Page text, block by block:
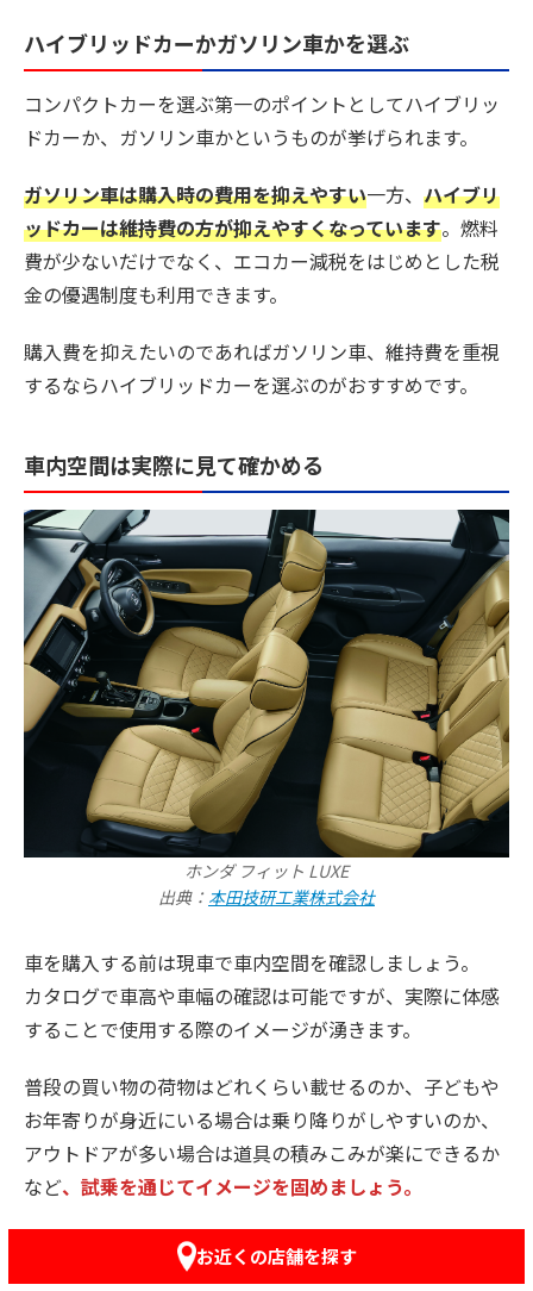
ハイブリッドカーかガソリン車かを選ぶ
コンパクトカーを選ぶ第一のポイントとしてハイブリッ
ドカーか、ガソリン車かというものが挙げられます。
ガソリン車は購入時の費用を抑えやすい一方、 ハイブリ
ッドカーは維持費の方が抑えやすくなっています。燃料
費が少ないだけでなく、エコカー減税をはじめとした税
金の優遇制度も利用できます。
購入費を抑えたいのであればガソリン車、維持費を重視
するならハイブリッドカーを選ぶのがおすすめです。
車内空間は実際に見て確かめる
ホンダ フィット LUXE
出典： 本田技研工業株式会社
車を購入する前は現車で車内空間を確認しましょう。
カタログで車高や車幅の確認は可能ですが、実際に体感
することで使用する際のイメージが湧きます。
普段の買い物の荷物はどれくらい載せるのか、子どもや
お年寄りが身近にいる場合は乗り降りがしやすいのか、
アウトドアが多い場合は道具の積みこみが楽にできるか
など、試乗を通じてイメージを固めましょう。
安全装置の有無や機能を確認する
お近くの店舗を探す